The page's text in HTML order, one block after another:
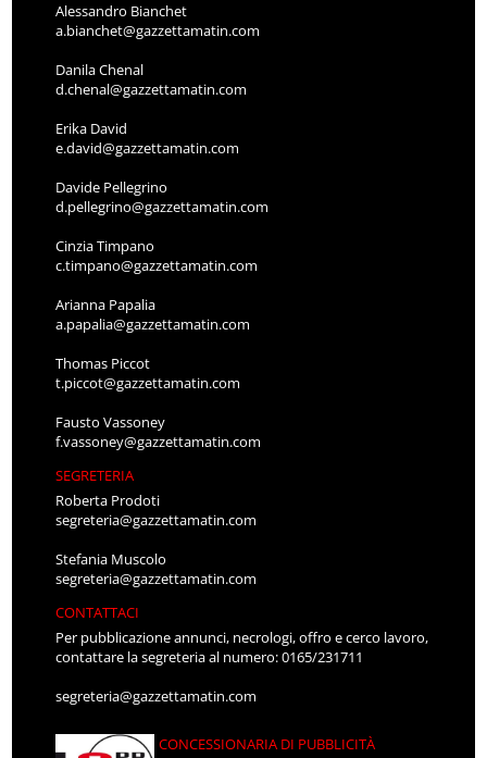
Alessandro Bianchet
a.bianchet@gazzettamatin.com
Danila Chenal
d.chenal@gazzettamatin.com
Erika David
e.david@gazzettamatin.com
Davide Pellegrino
d.pellegrino@gazzettamatin.com
Cinzia Timpano
c.timpano@gazzettamatin.com
Arianna Papalia
a.papalia@gazzettamatin.com
Thomas Piccot
t.piccot@gazzettamatin.com
Fausto Vassoney
f.vassoney@gazzettamatin.com
SEGRETERIA
Roberta Prodoti
segreteria@gazzettamatin.com
Stefania Muscolo
segreteria@gazzettamatin.com
CONTATTACI
Per pubblicazione annunci, necrologi, offro e cerco lavoro,
contattare la segreteria al numero: 0165/231711
segreteria@gazzettamatin.com
CONCESSIONARIA DI PUBBLICITÀ